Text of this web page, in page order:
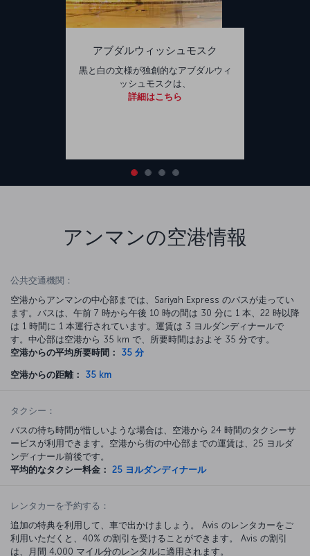
アブダルウィッシュモスク
黒と白の文様が独創的なアブダルウィ
ッシュモスクは、
詳細はこちら
アンマンの空港情報
公共交通機関：
空港からアンマンの中心部までは、Sariyah Express のバスが走ってい
ます。バスは、午前 7 時から午後 10 時の間は 30 分に 1 本、22 時以降
は 1 時間に 1 本運行されています。運賃は 3 ヨルダンディナールで
す。中心部は空港から 35 km で、所要時間はおよそ 35 分です。
空港からの平均所要時間：
35 分
空港からの距離： 35 km
タクシー：
バスの待ち時間が惜しいような場合は、空港から 24 時間のタクシーサ
ービスが利用できます。空港から街の中心部までの運賃は、25 ヨルダ
ンディナール前後です。
平均的なタクシー料金： 25 ヨルダンディナール
レンタカーを予約する：
追加の特典を利用して、車で出かけましょう。 Avis のレンタカーをご
利用いただくと、40% の割引を受けることができます。 Avis の割引
は、月間 4,000 マイル分のレンタルに適用されます。